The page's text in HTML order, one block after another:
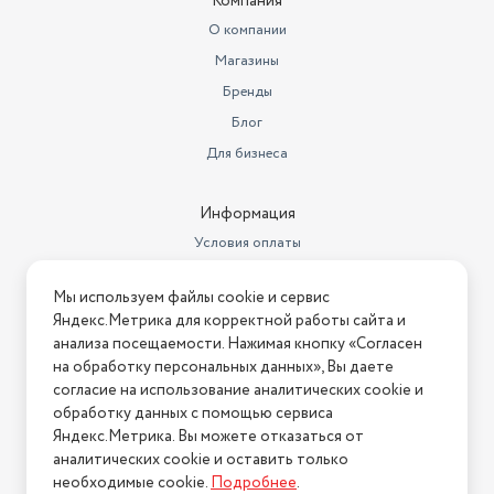
О компании
Магазины
Бренды
Блог
Для бизнеса
Информация
Условия оплаты
Условия возврата
Нашли ошибку на сайте? Напишите нам
2026 © Интернет-магазин "АстМаркет". У нас есть всё!
Политика конфиденциальности
Мы используем файлы cookie и сервис
Яндекс.Метрика для корректной работы сайта и
анализа посещаемости. Нажимая кнопку «Согласен
на обработку персональных данных», Вы даете
согласие на использование аналитических cookie и
обработку данных с помощью сервиса
Яндекс.Метрика. Вы можете отказаться от
аналитических cookie и оставить только
необходимые cookie.Подробнее.